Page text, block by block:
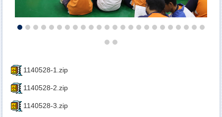
1140528-1.zip
1140528-2.zip
1140528-3.zip